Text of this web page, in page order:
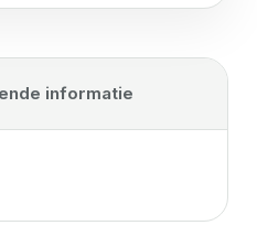
informatie